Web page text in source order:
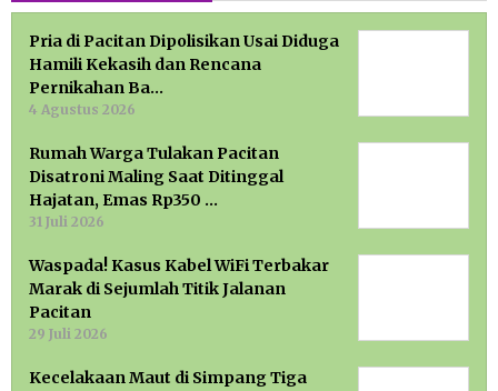
Pria di Pacitan Dipolisikan Usai Diduga
Hamili Kekasih dan Rencana
Pernikahan Ba…
4 Agustus 2026
Rumah Warga Tulakan Pacitan
Disatroni Maling Saat Ditinggal
Hajatan, Emas Rp350 …
31 Juli 2026
Waspada! Kasus Kabel WiFi Terbakar
Marak di Sejumlah Titik Jalanan
Pacitan
29 Juli 2026
Kecelakaan Maut di Simpang Tiga